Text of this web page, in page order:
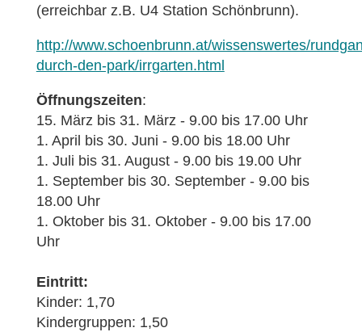
(erreichbar z.B. U4 Station Schönbrunn).
http://www.schoenbrunn.at/wissenswertes/
durch-den-park/irrgarten.html
Öffnungszeiten:
15. März bis 31. März - 9.00 bis 17.00 Uhr
1. April bis 30. Juni - 9.00 bis 18.00 Uhr
1. Juli bis 31. August - 9.00 bis 19.00 Uhr
1. September bis 30. September - 9.00 bis
18.00 Uhr
1. Oktober bis 31. Oktober - 9.00 bis 17.00
Uhr
Eintritt:
Kinder: 1,70
Kindergruppen: 1,50